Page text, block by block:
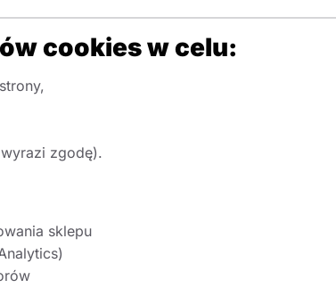
cookies w celu:
zgodę).
sklepu